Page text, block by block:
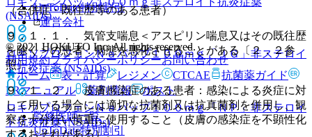
(NSAIDs)
ロキソプロフェンＮａパップ１００ｍｇ「ＪＧ」非ステロイ
ド抗炎症薬 (NSAIDs)
ロキソプロフェンＮａパップ１００ｍｇ「ＮＰ」非ステロイ
ド抗炎症薬 (NSAIDs)
（合併症・既往歴等のある患者）
９．１．１． 気管支喘息＜アスピリン喘息又はその既往歴
を除く＞の患者：病態を悪化させることがある〔２．２参
照〕。
９．１．２． 皮膚感染症のある患者：感染による炎症に対
して用いる場合には適切な抗菌剤又は抗真菌剤を併用し、観
察を十分行い慎重に使用すること（皮膚の感染症を不顕性化
するおそれがある）。
UpToDate特別割引
運営会社
© 2021 HOKUTO Inc. All rights reserved.
利用規約プライバシーポリシーお問い合わせ
ホーム
表・計算 レジメン CTCAE
抗菌薬ガイド
ERマニュアル
薬剤情報 ポスト
監修医師一覧
UpToDate特別割引